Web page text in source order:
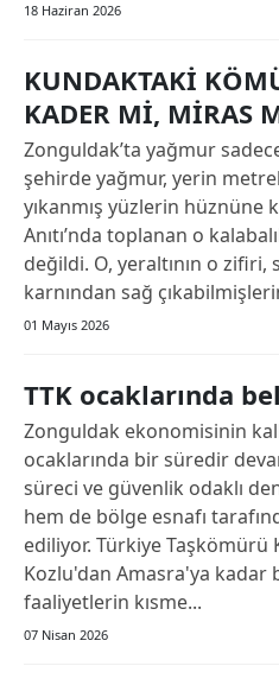
18 Haziran 2026
KUNDAKTAKİ
KADER Mİ, MİRAS
Zonguldak’ta yağmur
şehirde yağmur, yerin
yıkanmış yüzlerin hüznüne
Anıtı’nda toplanan o
değildi. O, yeraltının o zifiri,
karnından sağ
01 Mayıs 2026
TTK ocaklarında
Zonguldak ekonomisinin
ocaklarında bir süredir
süreci ve güvenlik odaklı
hem de bölge esnafı
ediliyor. Türkiye Taşkömürü
Kozlu'dan Amasra'ya kadar
faaliyetlerin kısme...
07 Nisan 2026